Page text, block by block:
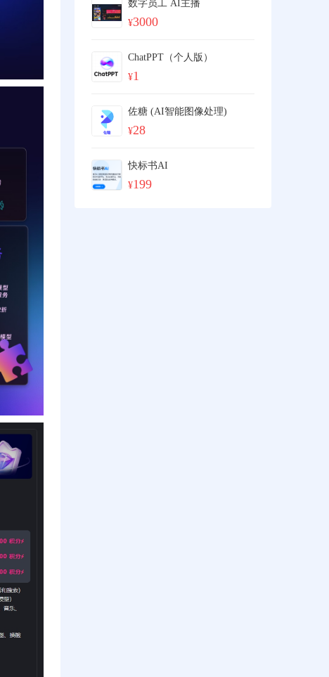
数字员工 AI主播
¥3000
ChatPPT（个人版）
¥1
佐糖 (AI智能图像处理)
¥28
快标书AI
¥199